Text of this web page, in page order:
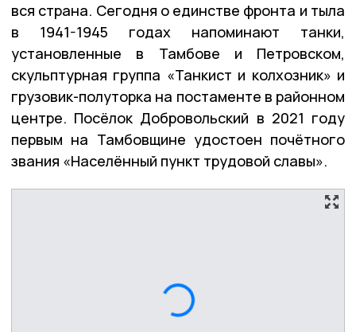
вся страна. Сегодня о единстве фронта и тыла
в 1941-1945 годах напоминают танки,
установленные в Тамбове и Петровском,
скульптурная группа «Танкист и колхозник» и
грузовик-полуторка на постаменте в районном
центре. Посёлок Добровольский в 2021 году
первым на Тамбовщине удостоен почётного
звания «Населённый пункт трудовой славы».